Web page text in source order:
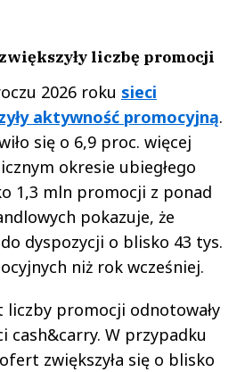
liczbę promocji
2026 roku sieci
aktywność promocyjną.
się o 6,9 proc. więcej
okresie ubiegłego
1,3 mln promocji z ponad
pokazuje, że
dyspozycji o blisko 43 tys.
niż rok wcześniej.
liczby promocji odnotowały
cash&carry. W przypadku
zwiększyła się o blisko